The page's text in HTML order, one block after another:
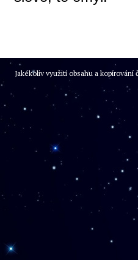
Jakékoliv využití obsahu a